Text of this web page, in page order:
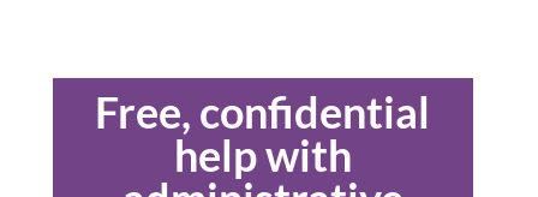
Free, confidential
help with